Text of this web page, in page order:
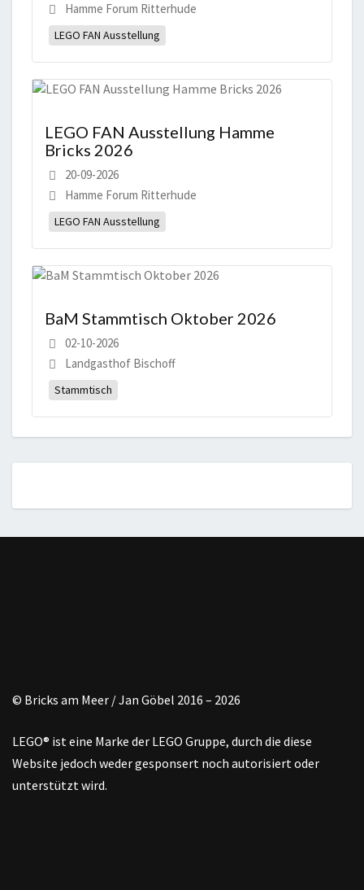
Hamme Forum Ritterhude
LEGO FAN Ausstellung
LEGO FAN Ausstellung Hamme
Bricks 2026
20-09-2026
Hamme Forum Ritterhude
LEGO FAN Ausstellung
BaM Stammtisch Oktober 2026
02-10-2026
Landgasthof Bischoff
Stammtisch
© Bricks am Meer / Jan Göbel 2016 – 2026
LEGO® ist eine Marke der LEGO Gruppe, durch die diese
Website jedoch weder gesponsert noch autorisiert oder
unterstützt wird.